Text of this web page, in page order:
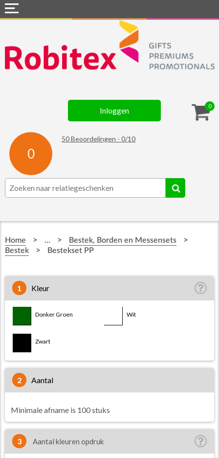
0
Inloggen
0
50Beoordelingen -0/10
Webshops
Snel naar »
Assortiment
Contact
☆ Prijsknallers ☆
Home > ... > Bestek, Borden en Messensets >
Bestek > Bestekset PP
1 Kleur
Donker Groen Wit
Zwart
2 aantal
Minimale afname is 100 stuks
3 Aantal kleuren opdruk